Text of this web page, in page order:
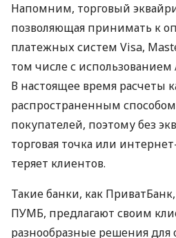
Напомним, торговый
позволяющая принимать к
платежных систем Visa,
том числе с использованием
В настоящее время расчеты
распространенным
покупателей, поэтому без
торговая точка или
теряет клиентов.
Такие банки, как ПриватБанк,
ПУМБ, предлагают своим
разнообразные решения для